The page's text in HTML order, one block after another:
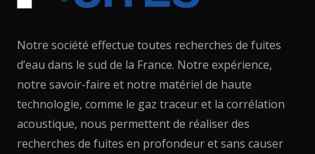
Notre société effectue toutes recherches de fuites
d’eau dans le sud de la France. Notre expérience,
notre savoir-faire et notre matériel de haute
technologie, comme le gaz traceur et la corrélation
acoustique, nous permettent de réaliser des
recherches de fuites en profondeur et sans causer